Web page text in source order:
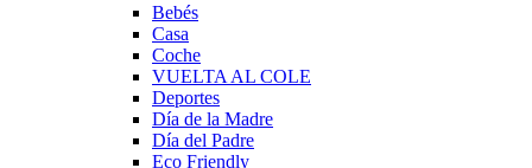
Bebés
Casa
Coche
VUELTA AL COLE
Deportes
Día de la Madre
Día del Padre
Eco Friendly